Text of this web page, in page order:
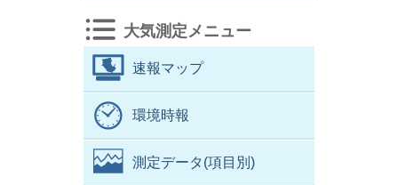
大気測定メニュー
速報マップ
環境時報
測定データ(項目別)